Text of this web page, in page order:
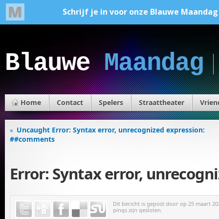
BlauweMaandag
Home Contact Spelers Straattheater
« Uncaught Error: Syntax error, unrecognized expression:
##comments
Error: Syntax error,
Dit bericht is gepost door op 25 maart
pings zijn gesloten.